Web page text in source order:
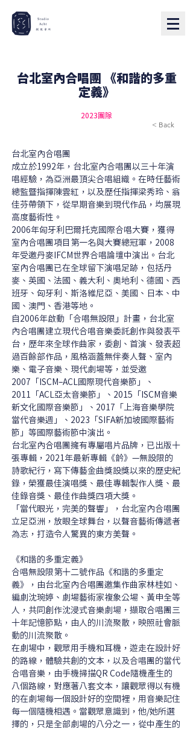
台北室內合唱團 《和諧的多重
定義》
2023團隊
< Back
台北室內合唱團
成立於1992年，台北室內合唱團以三十年演
唱經驗，為亞洲最頂尖合唱組織。在時任藝術
總監暨指揮陳雲紅，以及歷任指揮梁秀玲、翁
佳芬帶領下，從早期音樂到現代作品，均展現
高度藝術性。
2006年匈牙利巴爾托克國際合唱大賽，獲得
室內合唱團項目第一名與大賽總冠軍，2008
年受邀丹麥IFCM世界合唱論壇中演出。台北
室內合唱團已在全球留下演唱足跡，包括丹
麥、英國、法國、義大利、奧地利、德國、西
班牙、匈牙利、斯洛維尼亞、美國、日本、中
國、澳門、香港等地。
自2006年啟動「合唱無設限」計畫，台北室
內合唱團建立現代合唱音樂委託創作與發表平
台，歷年來全球作曲家，委創、首演、發表超
過百餘部作品，風格涵蓋無伴奏人聲、室內
樂、電子音樂、現代劇場等，並受邀
2007「ISCM–ACL國際現代音樂節」、
2011「ACL亞太音樂節」、2015「ISCM音樂
新文化國際音樂節」、2017「上海音樂學院
當代音樂週」、2023「SIFA新加坡國際藝術
節」等國際藝術節中演出。
台北室內合唱團擁有專屬唱片品牌，已出版十
張專輯，2021年最新專輯《䪩》—無設限的
詩歌紀行，寫下傳藝金曲獎設獎以來的歷史紀
錄，榮獲最佳演唱獎、最佳專輯製作人獎、最
佳錄音獎、最佳作曲獎四項大獎。
「當代眼光，完美的聲響」，台北室內合唱團
立足亞洲，放眼全球舞台，以聲音藝術傳遞者
為志，打造令人驚異的東方美聲。
《和諧的多重定義》
合唱無設限第十二號作品《和諧的多重定
義》，由台北室內合唱團邀集作曲家林桂如、
編劇沈琬婷、劇場藝術家複象公場、黃申全等
人，共同創作沈浸式音樂劇場，擷取合唱團三
十年記憶節點，由人的川流聚散，映照社會脈
動的川流聚散。
在劇場中，觀眾用手機和耳機，遊走在設計好
的路線，體驗共創的文本，以及合唱團的當代
合唱音樂，由手機掃描QR Code隨機產生的
八個路線，對應著八套文本，讓觀眾得以有機
的在劇場每一個設計好的空間裡，用音樂記住
每一個隨機相遇。當觀眾意識到，他/她所選
擇的，只是全部劇場的八分之一，從中產生的